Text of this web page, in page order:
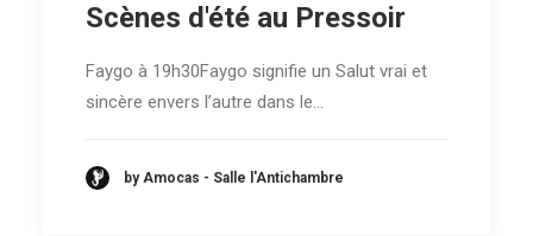
Scènes d'été au Pressoir
Faygo à 19h30Faygo signifie un Salut vrai et
sincère envers l’autre dans le…
by Amocas - Salle l'Antichambre